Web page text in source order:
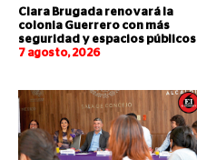
Clara Brugada renovará la
colonia Guerrero con más
seguridad y espacios públicos
7 agosto, 2026